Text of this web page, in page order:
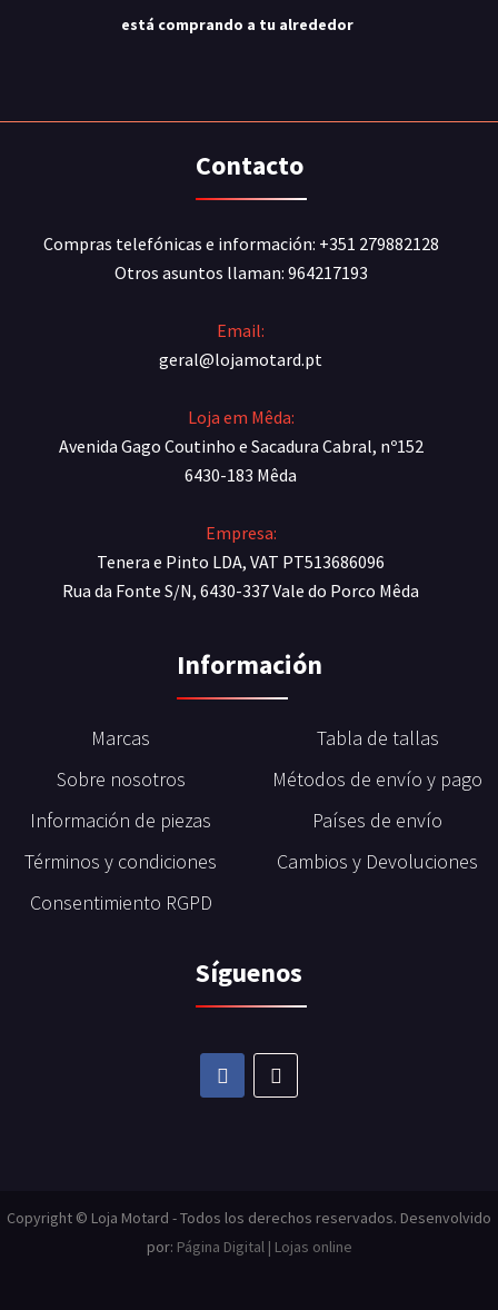
está comprando a tu alrededor
Contacto
Compras telefónicas e información: +351 279882128
Otros asuntos llaman: 964217193
Email:
geral@lojamotard.pt
Loja em Mêda:
Avenida Gago Coutinho e Sacadura Cabral, nº152
6430-183 Mêda
Empresa:
Tenera e Pinto LDA, VAT PT513686096
Rua da Fonte S/N, 6430-337 Vale do Porco Mêda
Información
Marcas
Sobre nosotros
Información de piezas
Términos y condiciones
Consentimiento RGPD
Tabla de tallas
Métodos de envío y pago
Países de envío
Cambios y Devoluciones
Síguenos
Copyright © Loja Motard - Todos los derechos reservados. Desenvolvido
por: Página Digital | Lojas online